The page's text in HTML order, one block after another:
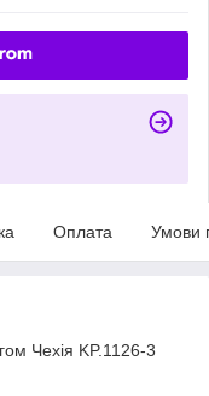
Оплата Умови
Чехія KP.1126-3